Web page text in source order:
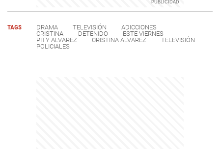
TAGS DRAMA TELEVISIÓN
ADICCIONES
CRISTINA
DETENIDO
ESTE VIERNES
PITY ALVAREZ
CRISTINA ALVAREZ
TELEVISIÓN
POLICIALES